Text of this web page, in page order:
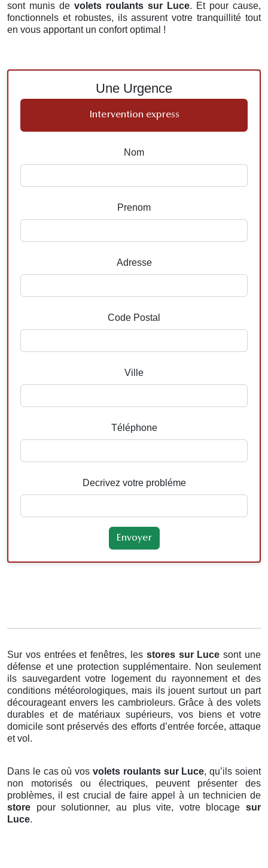
sont munis de volets roulants sur Luce. Et pour cause,
fonctionnels et robustes, ils assurent votre tranquillité tout
en vous apportant un confort optimal !
Une Urgence
Intervention express
Nom
Prenom
Adresse
Code Postal
Ville
Téléphone
Decrivez votre probléme
Sur vos entrées et fenêtres, les stores sur Lucesont une
défense et une protection supplémentaire. Non seulement
ils sauvegardent votre logement du rayonnement et des
conditions météorologiques, mais ils jouent surtout un part
décourageant envers les cambrioleurs. Grâce à des volets
durables et de matériaux supérieurs, vos biens et votre
domicile sont préservés des efforts d’entrée forcée, attaque
et vol.
Dans le cas où vos volets roulants sur Luce, qu’ils soient
non motorisés ou électriques, peuvent présenter des
problèmes, il est crucial de faire appel à un technicien de
store pour solutionner, au plus vite, votre blocage sur
Luce.